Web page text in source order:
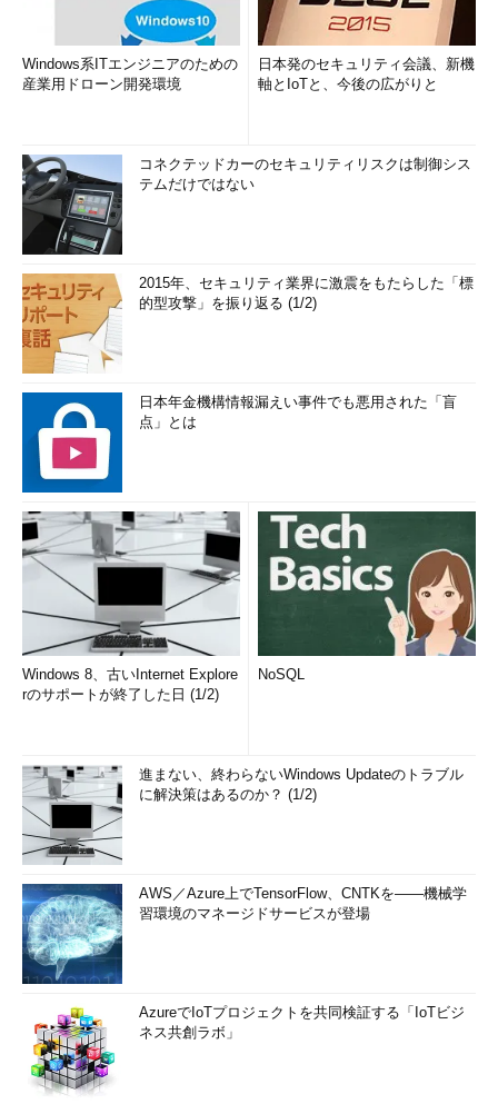
Windows系ITエンジニアのための
産業用ドローン開発環境
日本発のセキュリティ会議、新機
軸とIoTと、今後の広がりと
コネクテッドカーのセキュリティリスクは制御シス
テムだけではない
2015年、セキュリティ業界に激震をもたらした「標
的型攻撃」を振り返る (1/2)
日本年金機構情報漏えい事件でも悪用された「盲
点」とは
Windows 8、古いInternet Explore
rのサポートが終了した日 (1/2)
NoSQL
進まない、終わらないWindows Updateのトラブル
に解決策はあるのか？ (1/2)
AWS／Azure上でTensorFlow、CNTKを――機械学
習環境のマネージドサービスが登場
AzureでIoTプロジェクトを共同検証する「IoTビジ
ネス共創ラボ」